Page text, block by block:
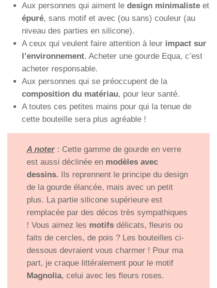
Aux personnes qui aiment le design minimaliste et
épuré, sans motif et avec (ou sans) couleur (au
niveau des parties en silicone).
A ceux qui veulent faire attention à leur impact sur
l’environnement. Acheter une gourde Equa, c’est
acheter responsable.
Aux personnes qui se préoccupent de la
composition du matériau, pour leur santé.
A toutes ces petites mains pour qui la tenue de
cette bouteille sera plus agréable !
A noter: Cette gamme de gourde en verre
est aussi déclinée en modèles avec
dessins. Ils reprennent le principe du design
de la gourde élancée, mais avec un petit
plus. La partie silicone supérieure est
remplacée par des décos très sympathiques
! Vous aimez les motifsdélicats, fleuris ou
faits de cercles, de pois ? Les bouteilles ci-
dessous devraient vous charmer ! Pour ma
part, je craque littéralement pour le motif
Magnolia, celui avec les fleurs roses.